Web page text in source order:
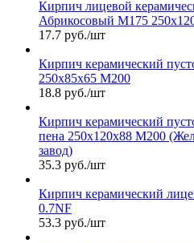
Кирпич лицевой
Абрикосовый М175
17.7 руб./шт
Кирпич керамический
250х85х65 М200
18.8 руб./шт
Кирпич керамический
пена 250х120х88 М200
завод)
35.3 руб./шт
Кирпич керамический
0.7NF
53.3 руб./шт